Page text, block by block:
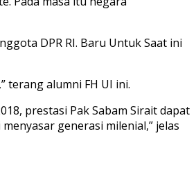
DPR RI. Baru Untuk Saat ini
terang alumni FH UI ini.
prestasi Pak Sabam Sirait dapat
generasi milenial,” jelas